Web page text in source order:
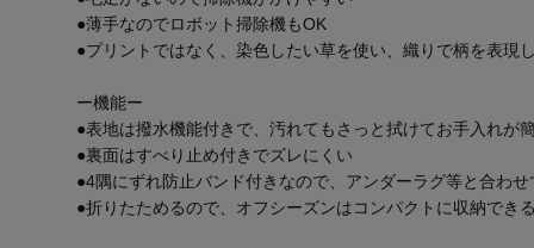
●薄手なのでロボット掃除機もOK
●プリントではなく、染色したい草を使い、織りで柄を表現
ー機能ー
●表地は撥水機能付きで、汚れてもさっと拭けてお手入れが
●裏面はすべり止め付きでズレにくい
●4隅にずれ防止バンド付きなので、アンダーラグ等と合わ
●折りたためるので、オフシーズンはコンパクトに収納でき